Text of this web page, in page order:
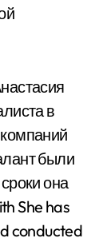
в
были
она
She has
conducted